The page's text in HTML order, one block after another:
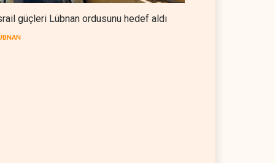
güçleri Lübnan ordusunu hedef aldı